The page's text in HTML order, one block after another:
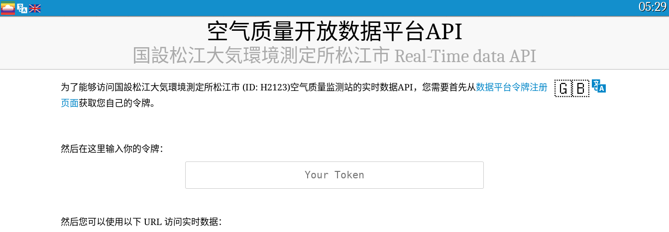
05:29
空气质量开放数据平台API
国設松江大気環境測定所松江市 Real-Time data API
🇬🇧
为了能够访问国設松江大気環境測定所松江市 (ID: H2123)空气质量监测站的实时数据API，您需要首先从数据平台令牌注册
页面获取您自己的令牌。
然后在这里输入你的令牌：
然后您可以使用以下 URL 访问实时数据：